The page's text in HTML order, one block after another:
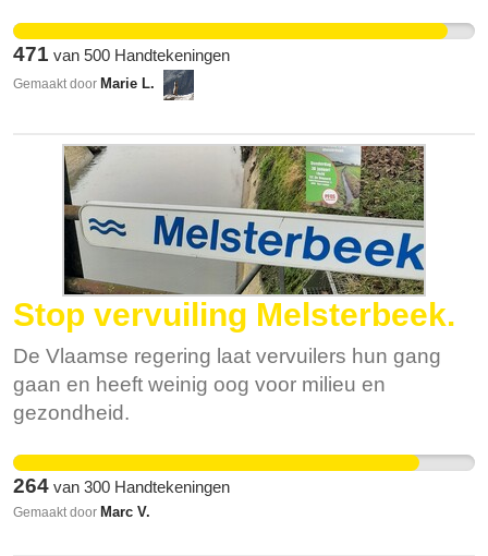
patrimoine du Bois de Lauzelle depuis de
nombreuses années et joue un rôle important au
niveau de la société car c'est un lieu paisible,
locale. Ce sont plusieurs générations d'enfants
qui ont pu y observer le martin pêcheur, les
poissons dans ses eaux claires, le héron ou au
retour du printemps une aigrette de passage.
C'est un véritable écrin de verdure et de fraîcheur
tout proche de la ville et qui pourtant fait oublier
les vacarmes et tracas de ce monde. Ces lieux
de quiétude où l'on peut se poser sont précieux
et méritent qu'on les préserve.
471 van 500 Handtekeningen
Gemaakt door Marie L.
Stop vervuiling Melsterbeek.
De Vlaamse regering laat vervuilers hun gang
gaan en heeft weinig oog voor milieu en
gezondheid.
264 van 300 Handtekeningen
Gemaakt door Marc V.